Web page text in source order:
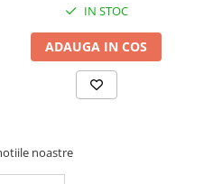
IN STOC
ADAUGA IN COS
noastre